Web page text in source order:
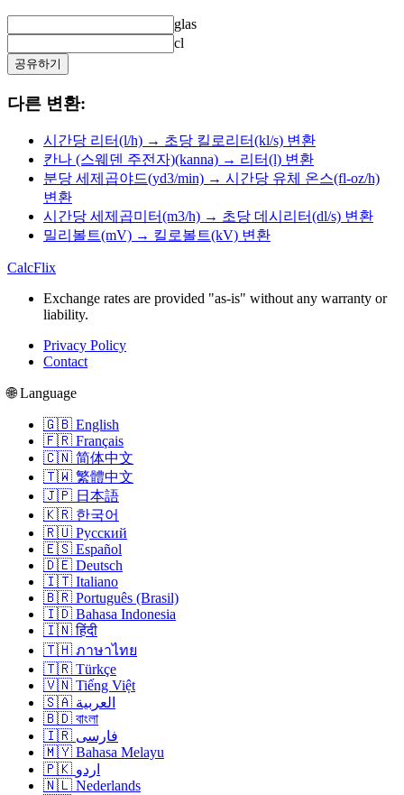
glas
cl
공유하기
다른 변환:
시간당 리터(l/h) → 초당 킬로리터(kl/s) 변환
칸나 (스웨덴 주전자)(kanna) → 리터(l) 변환
분당 세제곱야드(yd3/min) → 시간당 유체 온스(fl-oz/h)
변환
시간당 세제곱미터(m3/h) → 초당 데시리터(dl/s) 변환
밀리볼트(mV) → 킬로볼트(kV) 변환
CalcFlix
Exchange rates are provided "as-is" without any warranty or
liability.
Privacy Policy
Contact
🌐 Language
🇬🇧 English
🇫🇷 Français
🇨🇳 简体中文
🇹🇼 繁體中文
🇯🇵 日本語
🇰🇷 한국어
🇷🇺 Русский
🇪🇸 Español
🇩🇪 Deutsch
🇮🇹 Italiano
🇧🇷 Português (Brasil)
🇮🇩 Bahasa Indonesia
🇮🇳 हिंदी
🇹🇭 ภาษาไทย
🇹🇷 Türkçe
🇻🇳 Tiếng Việt
🇸🇦 العربية
🇧🇩 বাংলা
🇮🇷 فارسی
🇲🇾 Bahasa Melayu
🇵🇰 اردو
🇳🇱 Nederlands